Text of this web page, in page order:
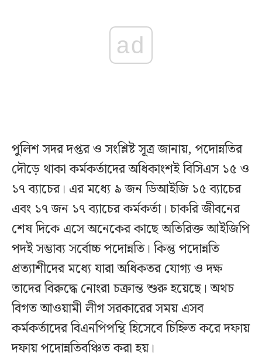
ad
পুলিশ সদর দপ্তর ও সংশ্লিষ্ট সূত্র জানায়, পদোন্নতির
দৌড়ে থাকা কর্মকর্তাদের অধিকাংশই বিসিএস ১৫ ও
১৭ ব্যাচের। এর মধ্যে ৯ জন ডিআইজি ১৫ ব্যাচের
এবং ১৭ জন ১৭ ব্যাচের কর্মকর্তা। চাকরি জীবনের
শেষ দিকে এসে অনেকের কাছে অতিরিক্ত আইজিপি
পদই সম্ভাব্য সর্বোচ্চ পদোন্নতি। কিন্তু পদোন্নতি
প্রত্যাশীদের মধ্যে যারা অধিকতর যোগ্য ও দক্ষ
তাদের বিরুদ্ধে নোংরা চক্রান্ত শুরু হয়েছে। অথচ
বিগত আওয়ামী লীগ সরকারের সময় এসব
কর্মকর্তাদের বিএনপিপন্থি হিসেবে চিহ্নিত করে দফায়
দফায় পদোন্নতিবঞ্চিত করা হয়।